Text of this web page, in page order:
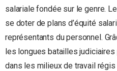
salariale fondée sur le genre.
se doter de plans d’équité
représentants du personnel.
les longues batailles judiciaires
dans les milieux de travail régis